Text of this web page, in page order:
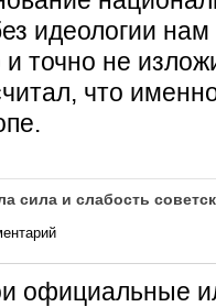
идеологии
и точно не
что
сила и слабость
официальные